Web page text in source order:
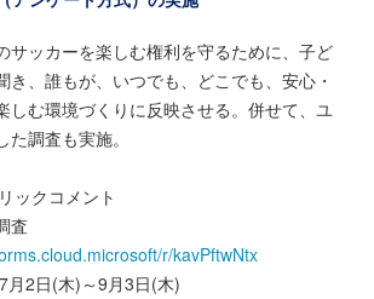
サッカーを楽しむ権利を守るために、子ど
き、誰もが、いつでも、どこでも、安心・
しむ環境づくりに反映させる。併せて、ユ
調査も実施。
ックコメント
査
r/kavPftwNtx
月2日(木)～9月3日(木)